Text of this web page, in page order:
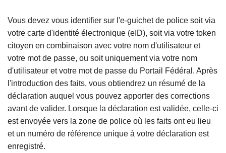
Vous devez vous identifier sur l'e-guichet de police soit via
votre carte d'identité électronique (eID), soit via votre token
citoyen en combinaison avec votre nom d'utilisateur et
votre mot de passe, ou soit uniquement via votre nom
d'utilisateur et votre mot de passe du Portail Fédéral. Après
l'introduction des faits, vous obtiendrez un résumé de la
déclaration auquel vous pouvez apporter des corrections
avant de valider. Lorsque la déclaration est validée, celle-ci
est envoyée vers la zone de police où les faits ont eu lieu
et un numéro de référence unique à votre déclaration est
enregistré.